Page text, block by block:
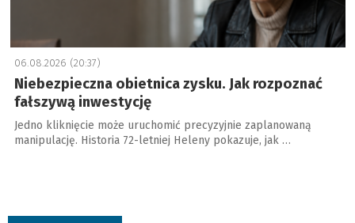
06.08.2026 (20:37)
Niebezpieczna obietnica zysku. Jak rozpoznać
fałszywą inwestycję
Jedno kliknięcie może uruchomić precyzyjnie zaplanowaną
manipulację. Historia 72-letniej Heleny pokazuje, jak …